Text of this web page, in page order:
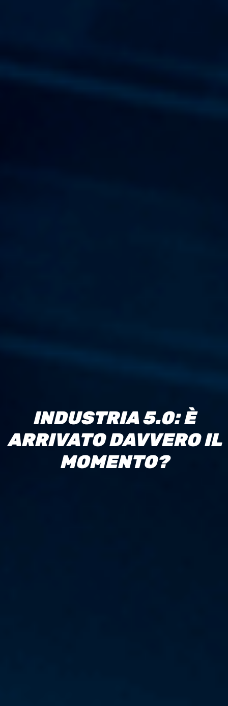
INDUSTRIA 5.0: È
ARRIVATO DAVVERO IL
MOMENTO?